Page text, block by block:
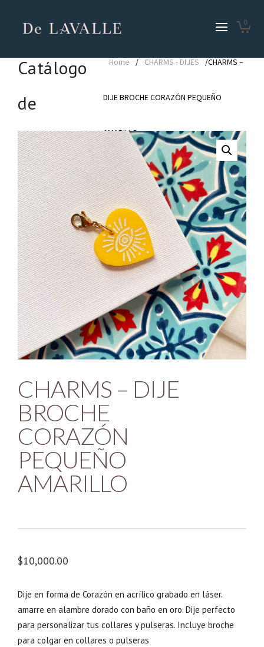
0
Catálogo
de
Productos
Home / CHARMS - DIJES /CHARMS –
DIJE BROCHE CORAZÓN PEQUEÑO
AMARILLO
CHARMS – DIJE
BROCHE
CORAZÓN
PEQUEÑO
AMARILLO
$10,000.00
Dije en forma de Corazón en acrílico grabado en láser.
amarre en alambre dorado con baño en oro. Dije perfecto
para personalizar tus collares y pulseras. Incluye broche
para colgar en collares o pulseras